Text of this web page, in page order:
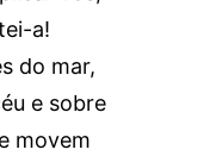
a!
do mar,
e sobre
movem